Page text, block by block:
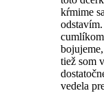
kŕmime
odstavím.
tiež som
vedela